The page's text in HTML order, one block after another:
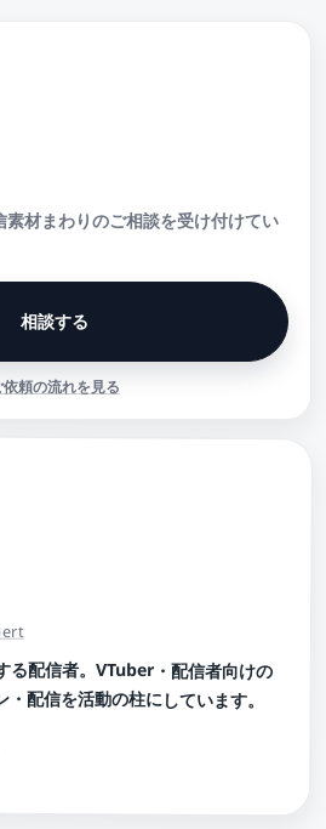
素材まわりのご相談を受け付けてい
相談する
依頼の流れを見る
配信者。VTuber・配信者向けの
配信を活動の柱にしています。